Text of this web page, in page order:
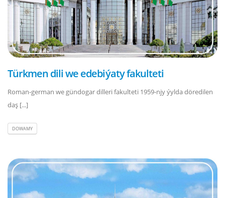
Türkmen dili we edebiýaty fakulteti
Roman-german we gündogar dilleri fakulteti 1959-njy ýylda döredilen
daş [...]
DOWAMY